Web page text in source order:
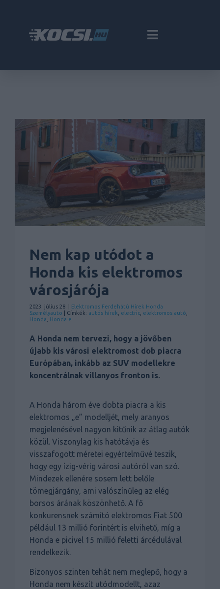
Nem kap utódot a
Honda kis elektromos
városjárója
2023. július 28. | Elektromos Ferdehátú Hírek Honda
Személyauto | Címkék: autós hírek electric elektromos autó
Honda
Honda e
A Honda nem tervezi, hogy a jövőben
újabb kis városi elektromost dob piacra
Európában, inkább az SUV modellekre
koncentrálnak villanyos fronton is.
A Honda három éve dobta piacra a kis
elektromos „e” modelljét, mely aranyos
megjelenésével nagyon kitűnik az átlag autók
közül. Viszonylag kis hatótávja és
visszafogott méretei egyértelművé teszik,
hogy egy ízig-vérig városi autóról van szó.
Mindezek ellenére sosem lett belőle
tömegjárgány, ami valószínűleg az elég
borsos árának köszönhető. A fő
konkurensnek számító elektromos Fiat 500
például 13 millió forintért is elvihető, míg a
Honda e picivel 15 millió feletti árcédulával
rendelkezik.
Bizonyos szinten tehát nem meglepő, hogy a
Honda nem készít utódmodellt, azaz